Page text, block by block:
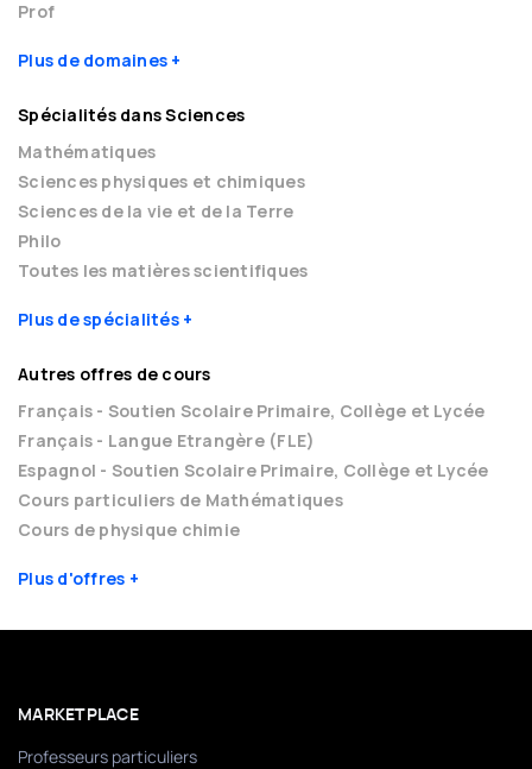
Prof
Plus de domaines
Spécialités dans Sciences
Mathématiques
Sciences physiques et chimiques
Sciences de la vie et de la Terre
Philo
Toutes les matières scientifiques
Plus de spécialités
Autres offres de cours
Français - Soutien Scolaire Primaire, Collège et Lycée
Français - Langue Etrangère (FLE)
Espagnol - Soutien Scolaire Primaire, Collège et Lycée
Cours particuliers de Mathématiques
Cours de physique chimie
Plus d'offres
MARKETPLACE
Professeurs particuliers